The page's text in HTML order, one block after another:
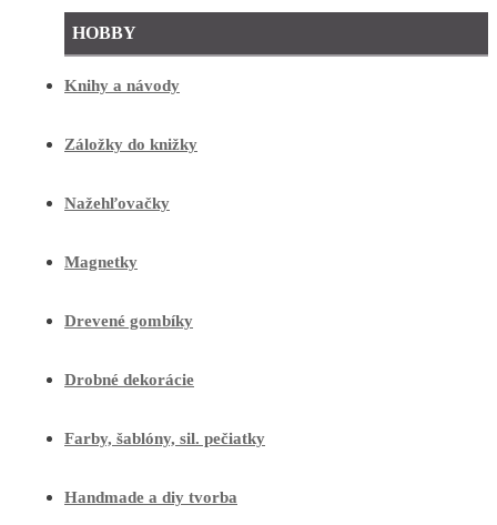
HOBBY
Knihy a návody
Záložky do knižky
Nažehľovačky
Magnetky
Drevené gombíky
Drobné dekorácie
Farby, šablóny, sil. pečiatky
Handmade a diy tvorba